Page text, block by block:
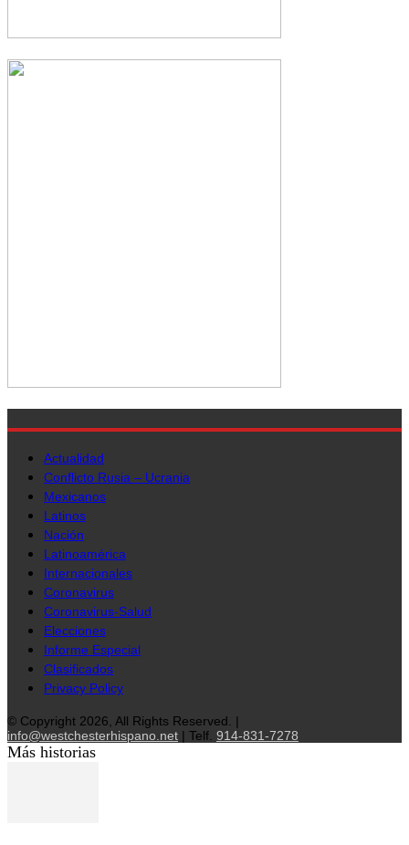
Actualidad
Conflicto Rusia – Ucrania
Mexicanos
Latinos
Nación
Latinoamérica
Internacionales
Coronavirus
Coronavirus-Salud
Elecciones
Informe Especial
Clasificados
Privacy Policy
© Copyright 2026, All Rights Reserved. |
info@westchesterhispano.net | Telf. 914-831-7278
Más historias